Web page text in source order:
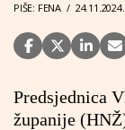
PIŠE: FENA /
Predsjednica
županije